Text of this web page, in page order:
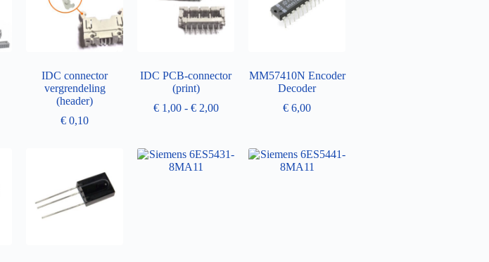
IDC connector
vergrendeling
(header)
€ 0,10
IDC PCB-connector
(print)
€1,00 - €2,00
MM57410N Encoder
Decoder
€ 6,00